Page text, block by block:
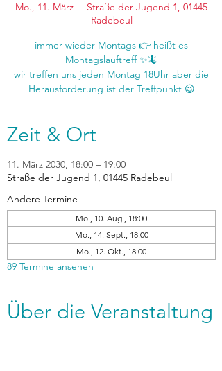
Mo., 11. März
  |
Straße der Jugend 1, 01445
Radebeul
immer wieder Montags 👉 heißt es
Montagslauftreff ✨🦎
wir treffen uns jeden Montag 18Uhr aber die
Zeit & Ort
11. März 2030, 18:00 – 19:00
Straße der Jugend 1, 01445 Radebeul
Andere Termine
Mo., 10. Aug., 18:00
Mo., 14. Sept., 18:00
Mo., 12. Okt., 18:00
89 Termine ansehen
Über die Veranstaltung